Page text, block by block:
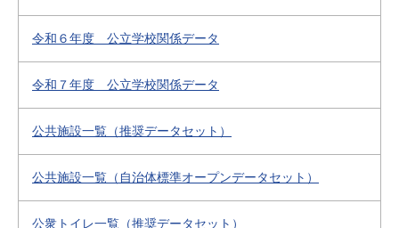
令和６年度 公立学校関係データ
令和７年度 公立学校関係データ
公共施設一覧（推奨データセット）
公共施設一覧（自治体標準オープンデータセット）
公衆トイレ一覧（推奨データセット）